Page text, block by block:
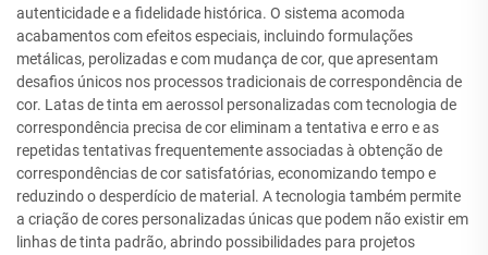
autenticidade e a fidelidade histórica. O sistema acomoda
acabamentos com efeitos especiais, incluindo formulações
metálicas, perolizadas e com mudança de cor, que apresentam
desafios únicos nos processos tradicionais de correspondência de
cor. Latas de tinta em aerossol personalizadas com tecnologia de
correspondência precisa de cor eliminam a tentativa e erro e as
repetidas tentativas frequentemente associadas à obtenção de
correspondências de cor satisfatórias, economizando tempo e
reduzindo o desperdício de material. A tecnologia também permite
a criação de cores personalizadas únicas que podem não existir em
linhas de tinta padrão, abrindo possibilidades para projetos